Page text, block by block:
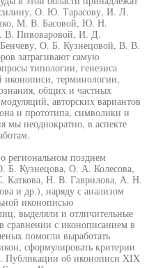
О. Ю. Тарасову, И. Л.
М. В. Басовой, Ю. Н.
В. Пивоваровой, И. Д.
О. Б. Кузнецовой, В. В.
затрагивают самую
типологии, генезиса
иконописи, терминологии,
общих и частных
авторских вариантов
и прототипа, символики и
мы неоднократно, в аспекте
региональном позднем
Б. Кузнецова, О. А. Колесова,
Н. В. Гаврилова, А. Н.
и др.), наряду с анализом
иконописью
выделяли и отличительные
сравнении с иконописанием в
помогли выработать
сформулировать критерии
Публикации об иконописи XIX